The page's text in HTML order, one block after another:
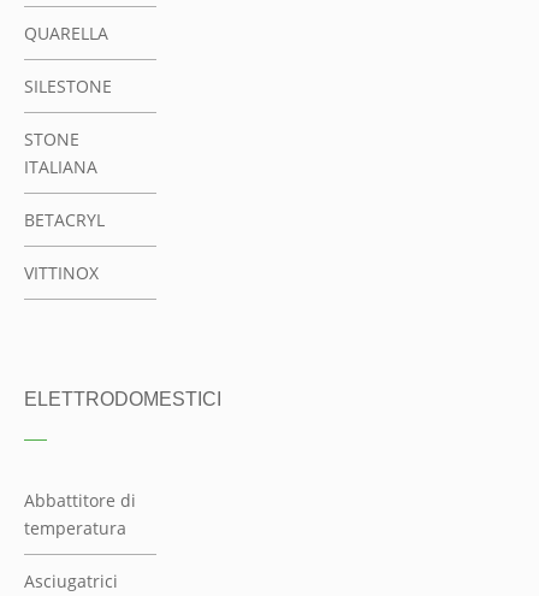
QUARELLA
SILESTONE
STONE
ITALIANA
BETACRYL
VITTINOX
ELETTRODOMESTICI
Abbattitore di
temperatura
Asciugatrici